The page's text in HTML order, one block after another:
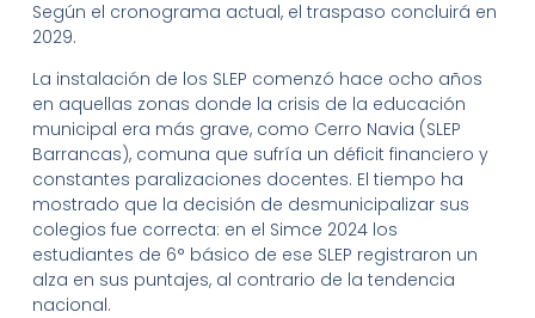
Según el cronograma actual, el traspaso concluirá en
2029.
La instalación de los SLEP comenzó hace ocho años
en aquellas zonas donde la crisis de la educación
municipal era más grave, como Cerro Navia (SLEP
Barrancas), comuna que sufría un déficit financiero y
constantes paralizaciones docentes. El tiempo ha
mostrado que la decisión de desmunicipalizar sus
colegios fue correcta: en el Simce 2024 los
estudiantes de 6° básico de ese SLEP registraron un
alza en sus puntajes, al contrario de la tendencia
nacional.